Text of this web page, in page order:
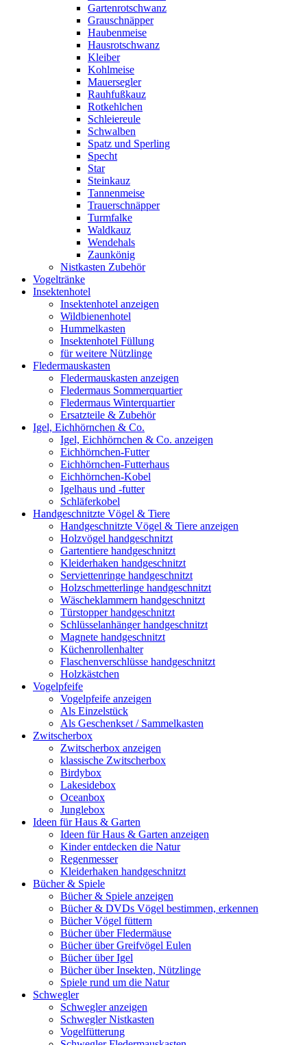
Gartenrotschwanz
Grauschnäpper
Haubenmeise
Hausrotschwanz
Kleiber
Kohlmeise
Mauersegler
Rauhfußkauz
Rotkehlchen
Schleiereule
Schwalben
Spatz und Sperling
Specht
Star
Steinkauz
Tannenmeise
Trauerschnäpper
Turmfalke
Waldkauz
Wendehals
Zaunkönig
Nistkasten Zubehör
Vogeltränke
Insektenhotel
Insektenhotel anzeigen
Wildbienenhotel
Hummelkasten
Insektenhotel Füllung
für weitere Nützlinge
Fledermauskasten
Fledermauskasten anzeigen
Fledermaus Sommerquartier
Fledermaus Winterquartier
Ersatzteile & Zubehör
Igel, Eichhörnchen & Co.
Igel, Eichhörnchen & Co. anzeigen
Eichhörnchen-Futter
Eichhörnchen-Futterhaus
Eichhörnchen-Kobel
Igelhaus und -futter
Schläferkobel
Handgeschnitzte Vögel & Tiere
Handgeschnitzte Vögel & Tiere anzeigen
Holzvögel handgeschnitzt
Gartentiere handgeschnitzt
Kleiderhaken handgeschnitzt
Serviettenringe handgeschnitzt
Holzschmetterlinge handgeschnitzt
Wäscheklammern handgeschnitzt
Türstopper handgeschnitzt
Schlüsselanhänger handgeschnitzt
Magnete handgeschnitzt
Küchenrollenhalter
Flaschenverschlüsse handgeschnitzt
Holzkästchen
Vogelpfeife
Vogelpfeife anzeigen
Als Einzelstück
Als Geschenkset / Sammelkasten
Zwitscherbox
Zwitscherbox anzeigen
klassische Zwitscherbox
Birdybox
Lakesidebox
Oceanbox
Junglebox
Ideen für Haus & Garten
Ideen für Haus & Garten anzeigen
Kinder entdecken die Natur
Regenmesser
Kleiderhaken handgeschnitzt
Bücher & Spiele
Bücher & Spiele anzeigen
Bücher & DVDs Vögel bestimmen, erkennen
Bücher Vögel füttern
Bücher über Fledermäuse
Bücher über Greifvögel Eulen
Bücher über Igel
Bücher über Insekten, Nützlinge
Spiele rund um die Natur
Schwegler
Schwegler anzeigen
Schwegler Nistkasten
Vogelfütterung